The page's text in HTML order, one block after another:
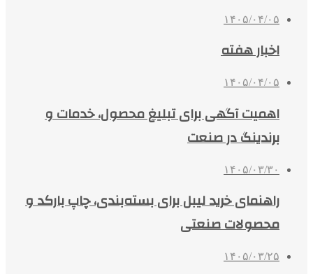
۱۴۰۵/۰۴/۰۵
اخبار هفته
۱۴۰۵/۰۴/۰۵
اهمیت آگهی برای تبلیغ محصول، خدمات و
برندینگ در صنعت
۱۴۰۵/۰۳/۳۰
راهنمای خرید لیبل برای بسته‌بندی، چاپ بارکد و
محصولات صنعتی
۱۴۰۵/۰۳/۲۵